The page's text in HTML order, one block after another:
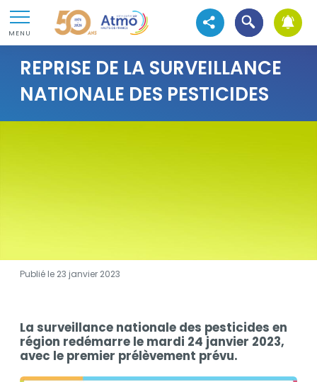
Aller au contenu
Aller au premier menu de navigation
Aller à la recherche
MENU
Atmo Hauts-de-France
Voir les réseaux sociaux
Ouvrir la
REPRISE DE LA SURVEILLANCE
NATIONALE DES PESTICIDES
Publié le 23 janvier 2023
Contenu
La surveillance nationale des pesticides en
région redémarre le mardi 24 janvier 2023,
avec le premier prélèvement prévu.